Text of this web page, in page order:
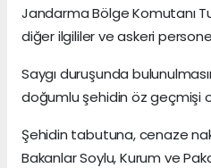
Jandarma Bölge Komutanı
diğer ilgililer ve askeri personel
Saygı duruşunda
doğumlu şehidin öz geçmişi
Şehidin tabutuna, cenaze
Bakanlar Soylu, Kurum ve